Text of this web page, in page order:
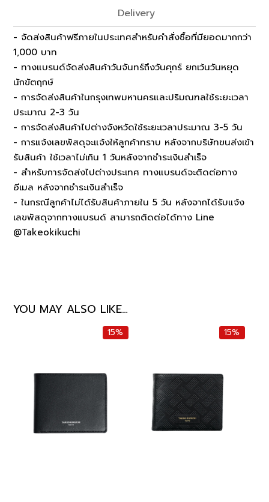
Delivery
- จัดส่งสินค้าฟรีภายในประเทศสำหรับคำสั่งซื้อที่มียอดมากกว่า
1,000 บาท
- ทางแบรนด์จัดส่งสินค้าวันจันทร์ถึงวันศุกร์ ยกเว้นวันหยุด
นักขัตฤกษ์
- การจัดส่งสินค้าในกรุงเทพมหานครและปริมณฑลใช้ระยะเวลา
ประมาณ 2-3 วัน
- การจัดส่งสินค้าไปต่างจังหวัดใช้ระยะเวลาประมาณ 3-5 วัน
- การแจ้งเลขพัสดุจะแจ้งให้ลูกค้าทราบ หลังจากบริษัทขนส่งเข้า
รับสินค้า ใช้เวลาไม่เกิน 1 วันหลังจากชำระเงินสำเร็จ
- สำหรับการจัดส่งไปต่างประเทศ ทางแบรนด์จะติดต่อทาง
อีเมล หลังจากชำระเงินสำเร็จ
- ในกรณีลูกค้าไม่ได้รับสินค้าภายใน 5 วัน หลังจากได้รับแจ้ง
เลขพัสดุจากทางแบรนด์ สามารถติดต่อได้ทาง Line
@Takeokikuchi
YOU MAY ALSO LIKE…
15% 15%